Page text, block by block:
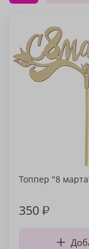
Топпер "8
350₽